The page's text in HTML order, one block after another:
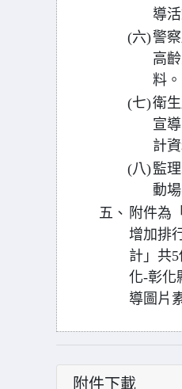
導
(六)警
高
料。
(七)衛
宣
計
(八)監
動
五、 附件為
增加排
計」共
化-彰化
導圖片
附件下載